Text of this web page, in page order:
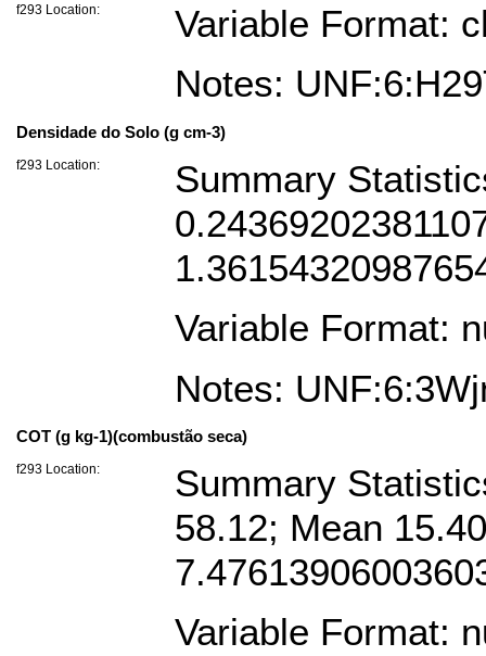
f293 Location:
Variable Format:
Notes:
Densidade do Solo (g cm-3)
f293 Location:
Summary
Variable Format:
Notes:
COT (g kg-1)(combustão seca)
f293 Location:
Summary
58.12; Mean
Variable Format: